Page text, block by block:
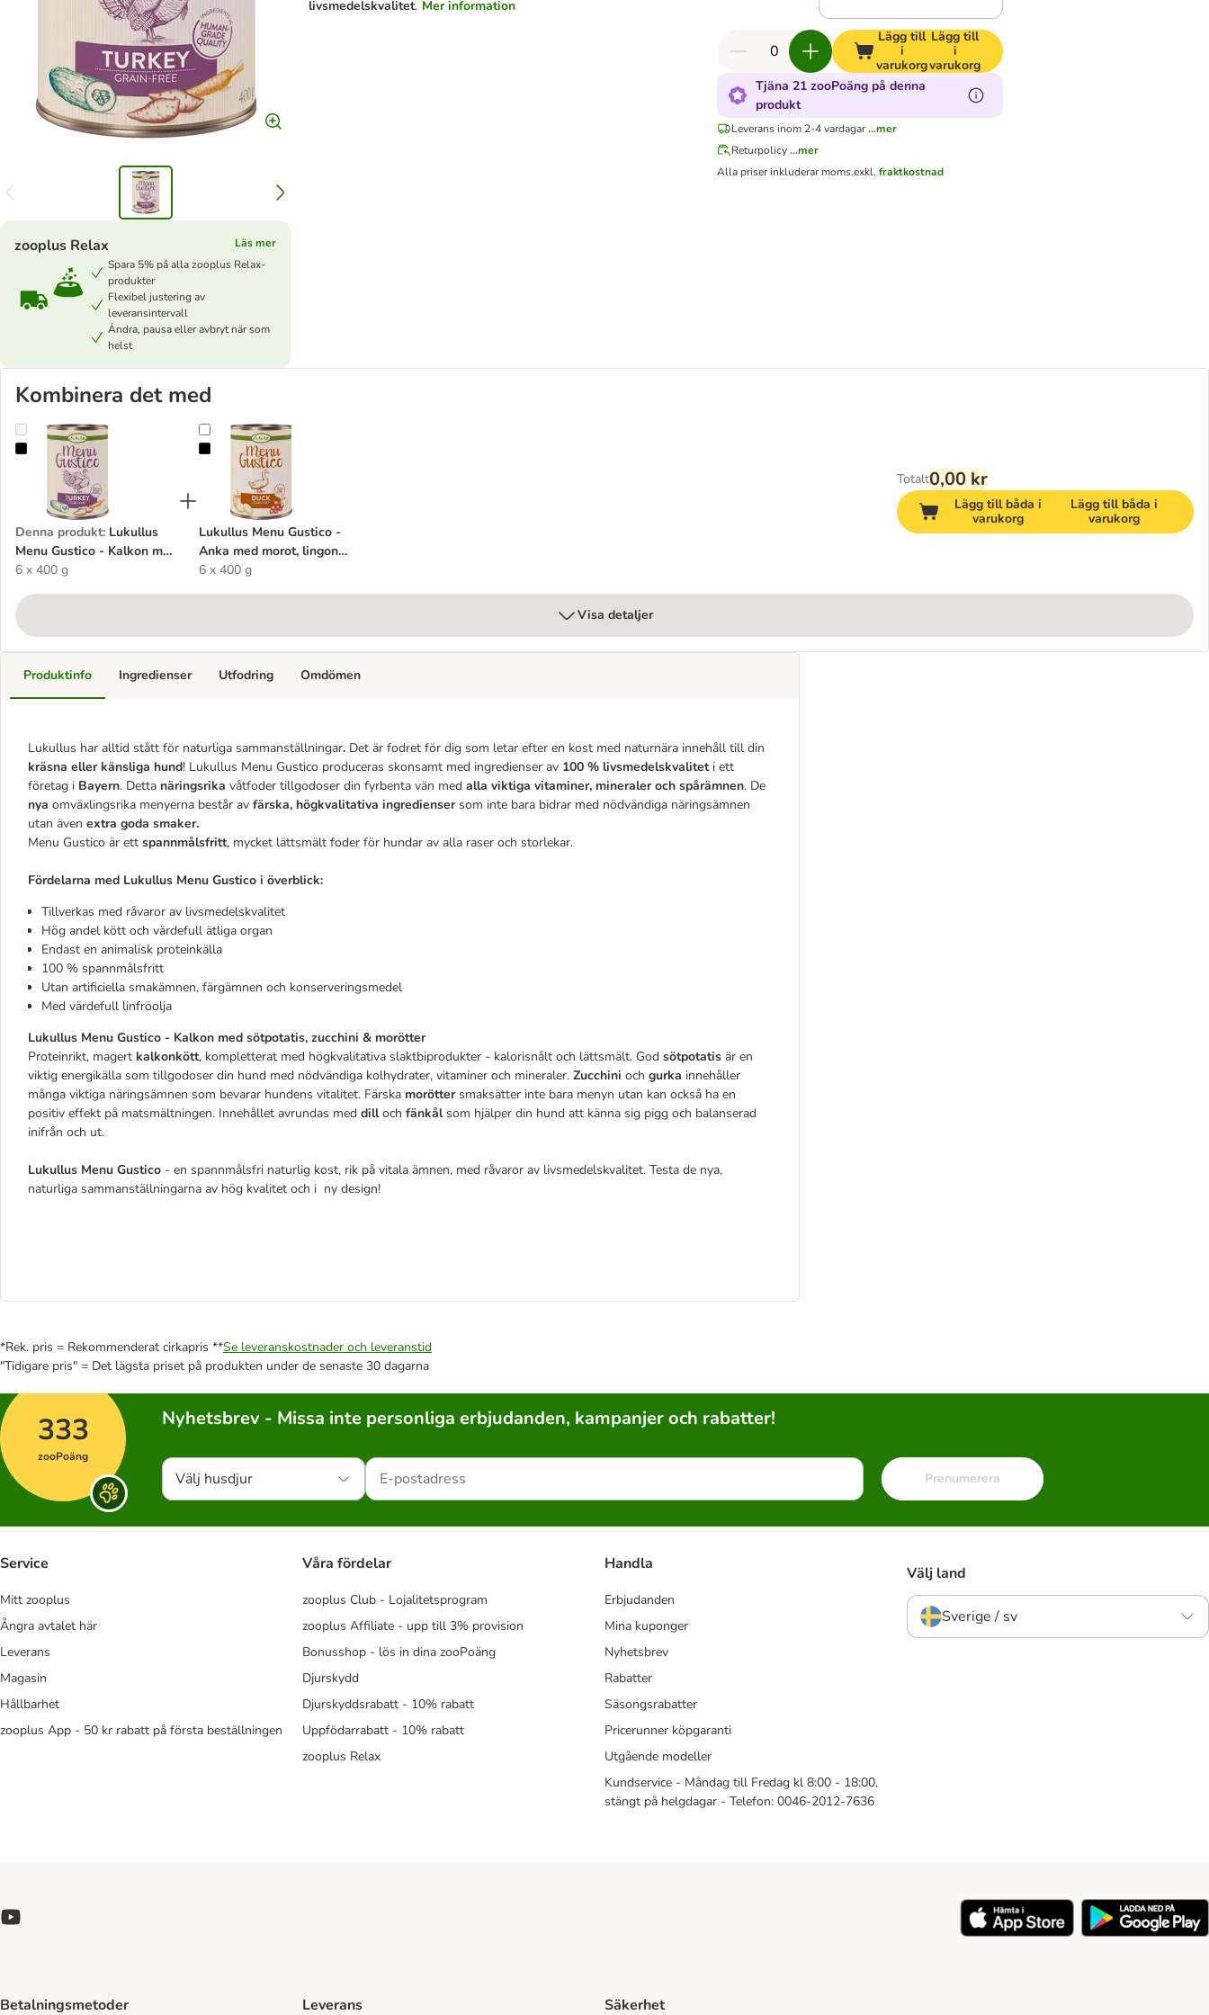
livsmedelskvalitet. Mer information
zooplus Relax
Läs mer
Spara 5% på alla zooplus Relax-
produkter
Flexibel justering av
leveransintervall
Ändra, pausa eller avbryt när som
helst
Lägg till
i
varukorg
Lägg till
i
varukorg
Tjäna 21 zooPoäng på denna
produkt
Leverans inom 2-4 vardagar...mer
Returpolicy...mer
Alla priser inkluderar moms.exkl.fraktkostnad
Kombinera det med
Lukullus Menu Gustico - Kalkon med sötpotatis, zucchini & morötter
Denna produkt: Lukullus
Menu Gustico - Kalkon med
sötpotatis, zucchini &
6 x 400 g
Lukullus Menu Gustico - Anka med morot, lingon och rosmarin
Lukullus Menu Gustico -
Anka med morot, lingon
och rosmarin
6 x 400 g
Totalt0,00 kr
Lägg till båda i
varukorg
Lägg till båda i
varukorg
Visa detaljer
Produktinfo
Lukullus har alltid stått för naturliga sammanställningar. Det är fodret för dig som letar efter en kost med naturnära innehåll till din
kräsna eller känsliga hund! Lukullus Menu Gustico produceras skonsamt med ingredienser av 100 % livsmedelskvaliteti ett
företag i Bayern. Detta näringsrika våtfoder tillgodoser din fyrbenta vän med alla viktiga vitaminer, mineraler och spårämnen. De
nya omväxlingsrika menyerna består av färska, högkvalitativa ingrediensersom inte bara bidrar med nödvändiga näringsämnen
utan även extra goda smaker.
Menu Gustico är ett spannmålsfritt, mycket lättsmält foder för hundar av alla raser och storlekar.
Fördelarna med Lukullus Menu Gustico i överblick:
Tillverkas med råvaror av livsmedelskvalitet
Hög andel kött och värdefull ätliga organ
Endast en animalisk proteinkälla
100 % spannmålsfritt
Utan artificiella smakämnen, färgämnen och konserveringsmedel
Med värdefull linfröolja
Lukullus Menu Gustico - Kalkon med sötpotatis, zucchini & morötter
Proteinrikt, magert kalkonkött, kompletterat med högkvalitativa slaktbiprodukter - kalorisnålt och lättsmält. God sötpotatis är en
viktig energikälla som tillgodoser din hund med nödvändiga kolhydrater, vitaminer och mineraler. Zucchini och gurka innehåller
många viktiga näringsämnen som bevarar hundens vitalitet. Färska moröttersmaksätter inte bara menyn utan kan också ha en
positiv effekt på matsmältningen. Innehållet avrundas med dilloch fänkålsom hjälper din hund att känna sig pigg och balanserad
inifrån och ut.
Lukullus Menu Gustico - en spannmålsfri naturlig kost, rik på vitala ämnen, med råvaror av livsmedelskvalitet. Testa de nya,
naturliga sammanställningarna av hög kvalitet och i ny design!
Ingredienser Utfodring Omdömen
*Rek. pris = Rekommenderat cirkapris **Se leveranskostnader och leveranstid
"Tidigare pris" = Det lägsta priset på produkten under de senaste 30 dagarna
333
zooPoäng
Nyhetsbrev - Missa inte personliga erbjudanden, kampanjer och rabatter!
Välj husdjur Prenumerera
Service
Mitt zooplus
Ångra avtalet här
Leverans
Magasin
Hållbarhet
zooplus App - 50 kr rabatt på första beställningen
Våra fördelar
zooplus Club - Lojalitetsprogram
zooplus Affiliate - upp till 3% provision
Bonusshop - lös in dina zooPoäng
Djurskydd
Djurskyddsrabatt - 10% rabatt
Uppfödarrabatt - 10% rabatt
zooplus Relax
Handla
Erbjudanden
Mina kuponger
Nyhetsbrev
Rabatter
Säsongsrabatter
Pricerunner köpgaranti
Utgående modeller
Kundservice - Måndag till Fredag kl 8:00 - 18:00,
stängt på helgdagar - Telefon: 0046-2012-7636
Välj land
Sverige / sv
Betalningsmetoder Leverans Säkerhet